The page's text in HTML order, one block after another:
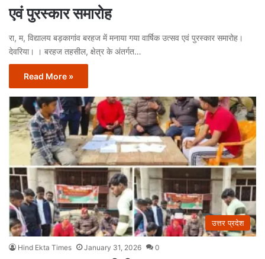
एवं पुरस्कार समारोह
रा, म, विद्यालय बड़कागांव बरहज में मनाया गया वार्षिक उत्सव एवं पुरस्कार समारोह।
देवरिया। । बरहज तहसील, क्षेत्र के अंतर्गत…
Read More »
उत्तर प्रदेश
Hind Ekta Times January 31, 2026 0